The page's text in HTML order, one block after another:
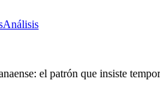
Análisis
el patrón que insiste